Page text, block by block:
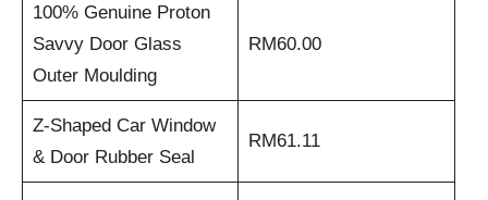
100% Genuine Proton
Savvy Door Glass
Outer Moulding
RM60.00
Z-Shaped Car Window
& Door Rubber Seal
RM61.11